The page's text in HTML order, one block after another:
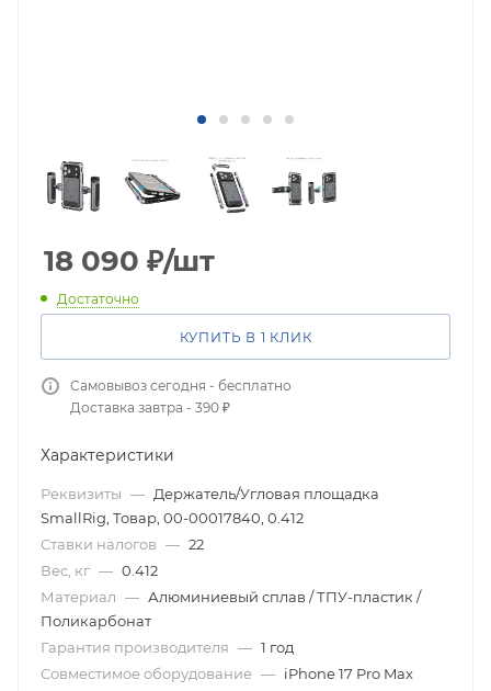
18 090 ₽/шт
Достаточно
КУПИТЬ В 1 КЛИК
Самовывоз сегодня - бесплатно
Доставка завтра - 390 ₽
Характеристики
Реквизиты — Держатель/Угловая площадка
SmallRig, Товар, 00-00017840, 0.412
Ставки налогов — 22
Вес, кг — 0.412
Материал — Алюминиевый сплав / ТПУ-пластик /
Поликарбонат
Гарантия производителя — 1 год
Совместимое оборудование — iPhone 17 Pro Max